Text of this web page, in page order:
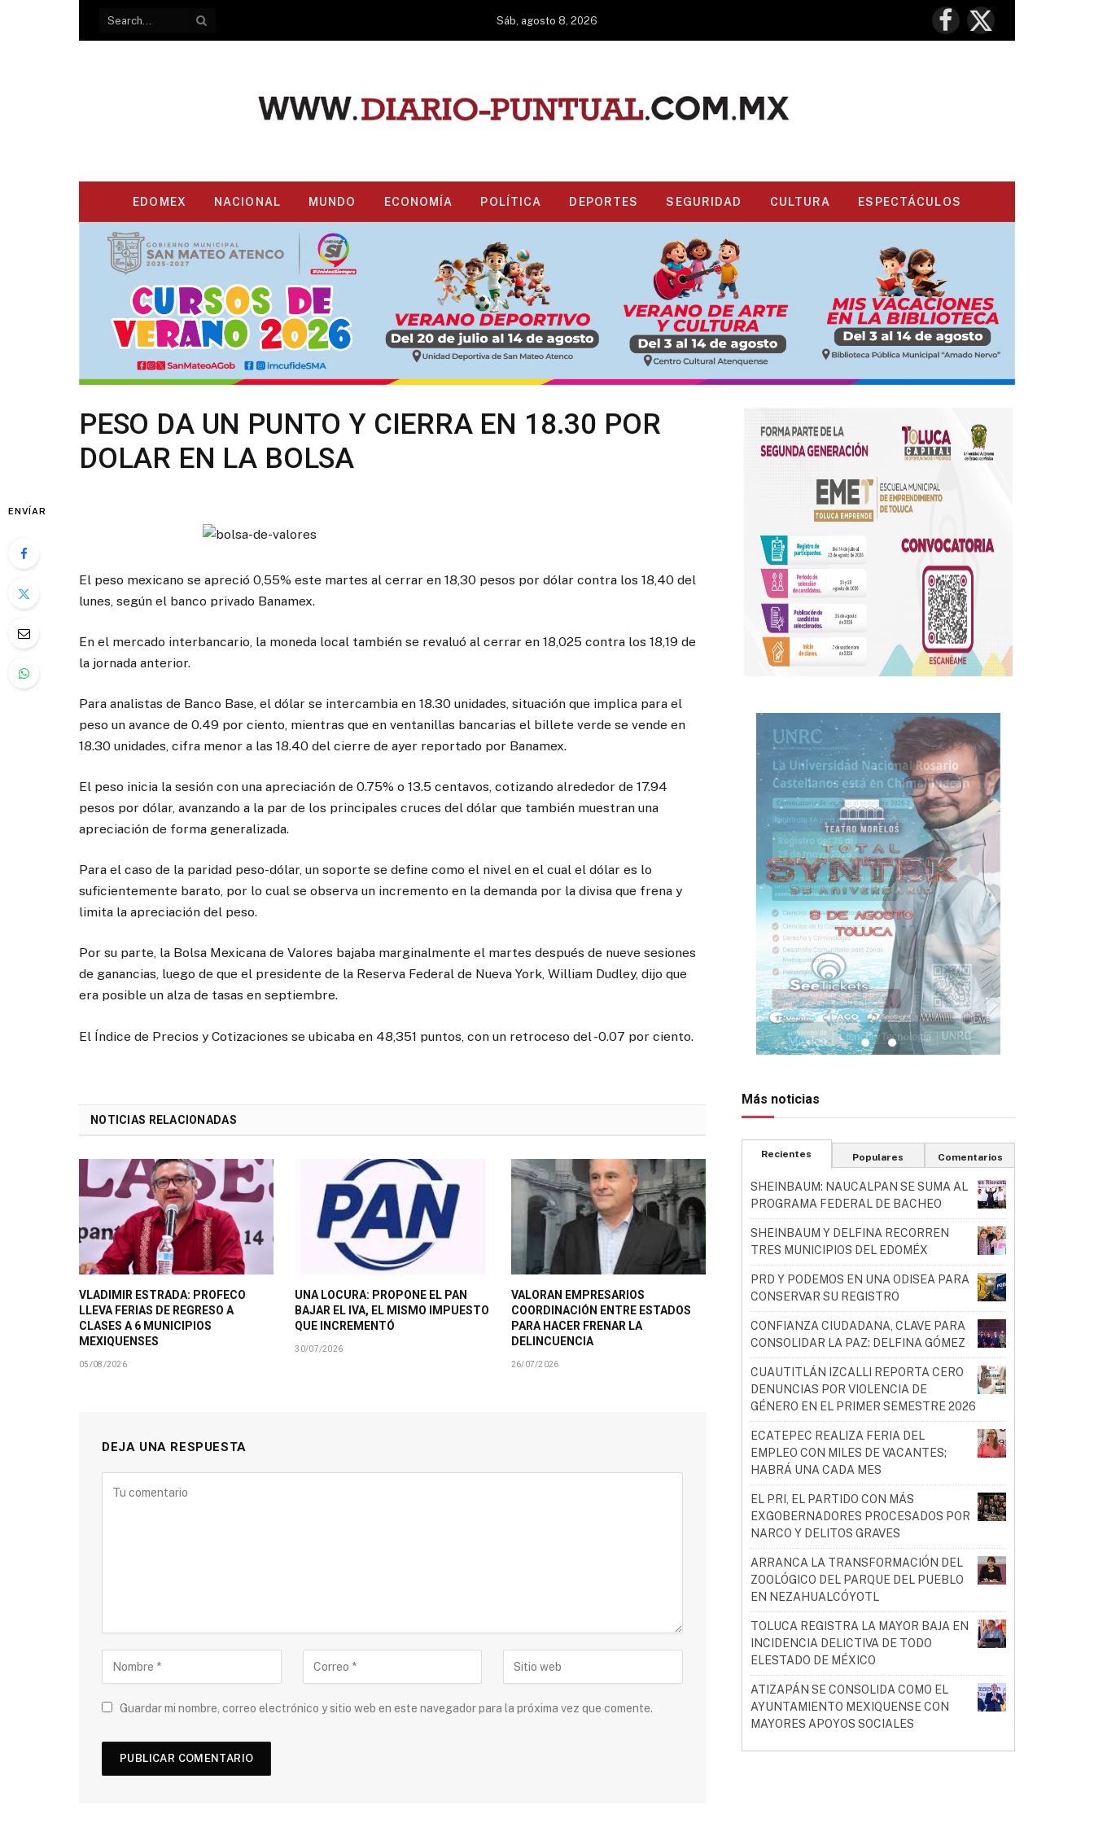
Sáb, agosto 8, 2026
Facebook
X
(Twitter)
EDOMEX NACIONAL MUNDO ECONOMÍA POLÍTICA DEPORTES SEGURIDAD CULTURA ESPECTÁCULOS
PESO DA UN PUNTO Y CIERRA EN 18.30 POR
DOLAR EN LA BOLSA
ENVÍAR
El peso mexicano se apreció 0,55% este martes al cerrar en 18,30 pesos por dólar contra los 18,40 del
lunes, según el banco privado Banamex.
En el mercado interbancario, la moneda local también se revaluó al cerrar en 18,025 contra los 18,19 de
la jornada anterior.
Para analistas de Banco Base, el dólar se intercambia en 18.30 unidades, situación que implica para el
peso un avance de 0.49 por ciento, mientras que en ventanillas bancarias el billete verde se vende en
18.30 unidades, cifra menor a las 18.40 del cierre de ayer reportado por Banamex.
El peso inicia la sesión con una apreciación de 0.75% o 13.5 centavos, cotizando alrededor de 17.94
pesos por dólar, avanzando a la par de los principales cruces del dólar que también muestran una
apreciación de forma generalizada.
Para el caso de la paridad peso-dólar, un soporte se define como el nivel en el cual el dólar es lo
suficientemente barato, por lo cual se observa un incremento en la demanda por la divisa que frena y
limita la apreciación del peso.
Por su parte, la Bolsa Mexicana de Valores bajaba marginalmente el martes después de nueve sesiones
de ganancias, luego de que el presidente de la Reserva Federal de Nueva York, William Dudley, dijo que
era posible un alza de tasas en septiembre.
El Índice de Precios y Cotizaciones se ubicaba en 48,351 puntos, con un retroceso del -0.07 por ciento.
NOTICIAS RELACIONADAS
VLADIMIR ESTRADA: PROFECO
LLEVA FERIAS DE REGRESO A
CLASES A 6 MUNICIPIOS
MEXIQUENSES
05/08/2026
UNA LOCURA: PROPONE EL PAN
BAJAR EL IVA, EL MISMO IMPUESTO
QUE INCREMENTÓ
30/07/2026
VALORAN EMPRESARIOS
COORDINACIÓN ENTRE ESTADOS
PARA HACER FRENAR LA
DELINCUENCIA
26/07/2026
DEJA UNA RESPUESTA
Guardar mi nombre, correo electrónico y sitio web en este navegador para la próxima vez que comente.
Más noticias
Recientes Populares Comentarios
SHEINBAUM: NAUCALPAN SE SUMA AL
PROGRAMA FEDERAL DE BACHEO
SHEINBAUM Y DELFINA RECORREN
TRES MUNICIPIOS DEL EDOMÉX
PRD Y PODEMOS EN UNA ODISEA PARA
CONSERVAR SU REGISTRO
CONFIANZA CIUDADANA, CLAVE PARA
CONSOLIDAR LA PAZ: DELFINA GÓMEZ
CUAUTITLÁN IZCALLI REPORTA CERO
DENUNCIAS POR VIOLENCIA DE
GÉNERO EN EL PRIMER SEMESTRE 2026
ECATEPEC REALIZA FERIA DEL
EMPLEO CON MILES DE VACANTES;
HABRÁ UNA CADA MES
EL PRI, EL PARTIDO CON MÁS
EXGOBERNADORES PROCESADOS POR
NARCO Y DELITOS GRAVES
ARRANCA LA TRANSFORMACIÓN DEL
ZOOLÓGICO DEL PARQUE DEL PUEBLO
EN NEZAHUALCÓYOTL
TOLUCA REGISTRA LA MAYOR BAJA EN
INCIDENCIA DELICTIVA DE TODO
ELESTADO DE MÉXICO
ATIZAPÁN SE CONSOLIDA COMO EL
AYUNTAMIENTO MEXIQUENSE CON
MAYORES APOYOS SOCIALES